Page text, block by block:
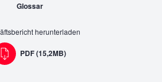
Glossar
herunterladen
PDF (15,2MB)